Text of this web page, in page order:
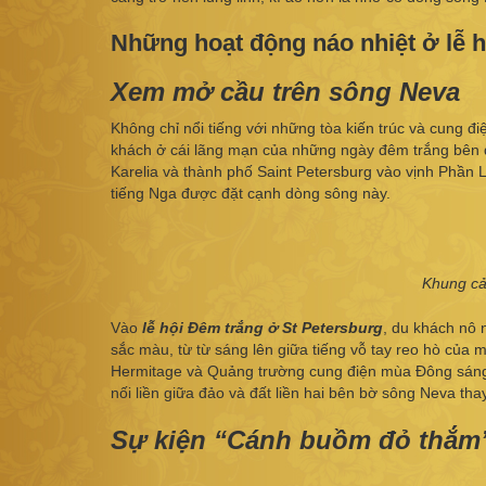
Những hoạt động náo nhiệt ở lễ
Xem mở cầu trên sông Neva
Không chỉ nổi tiếng với những tòa kiến trúc và cung
khách ở cái lãng mạn của những ngày đêm trắng
Karelia và thành phố Saint Petersburg vào vịnh
tiếng Nga được đặt cạnh dòng sông này.
Khung
Vào lễ hội Đêm trắng ở St Petersburg, du khách nô
sắc màu, từ từ sáng lên giữa tiếng vỗ tay reo hò của
Hermitage và Quảng trường cung điện mùa Ðông
nối liền giữa đảo và đất liền hai bên bờ sông Neva
Sự kiện “Cánh buồm đỏ